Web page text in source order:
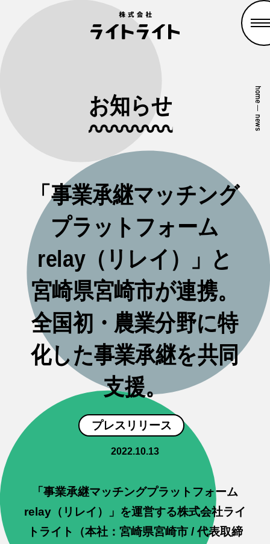
お知らせ
「事業承継マッチング
プラットフォーム
relay（リレイ）」と
宮崎県宮崎市が連携。
全国初・農業分野に特
化した事業承継を共同
支援。
プレスリリース
2022.10.13
home
—
news
「事業承継マッチングプラットフォーム
relay（リレイ）」を運営する株式会社ライ
トライト（本社：宮崎県宮崎市 / 代表取締